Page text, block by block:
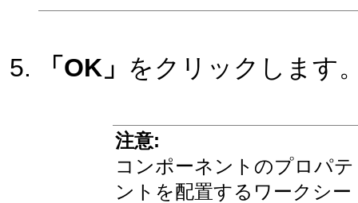
「OK」 をクリックします
注意:
コンポーネントのプロパ
ントを配置するワークシ